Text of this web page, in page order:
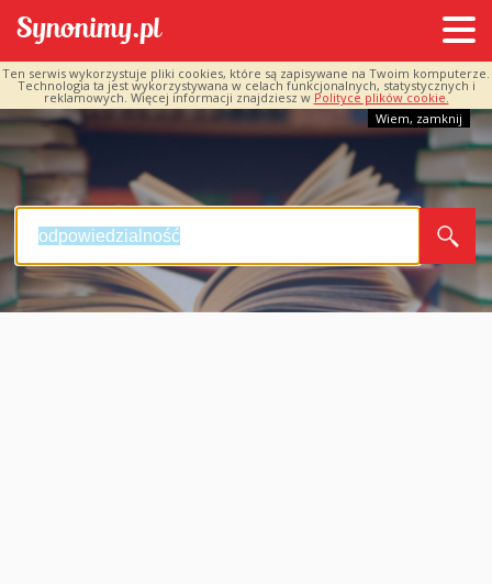
Ten serwis wykorzystuje pliki cookies, które są zapisywane na Twoim komputerze.
Technologia ta jest wykorzystywana w celach funkcjonalnych, statystycznych i
reklamowych. Więcej informacji znajdziesz w Polityce plików cookie.
Wiem, zamknij